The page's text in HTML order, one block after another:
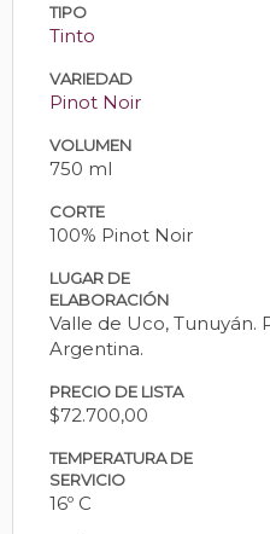
TIPO
Tinto
VARIEDAD
Pinot Noir
VOLUMEN
750 ml
CORTE
100% Pinot Noir
LUGAR DE
ELABORACIÓN
Valle de Uco, Tunuyán.
Argentina.
PRECIO DE LISTA
$72.700,00
TEMPERATURA DE
SERVICIO
16º C